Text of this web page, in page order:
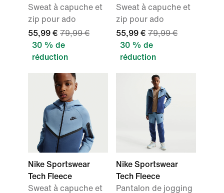
Sweat à capuche et
zip pour ado
55,99 € 79,99 €
30 % de
réduction
Sweat à capuche et
zip pour ado
55,99 € 79,99 €
30 % de
réduction
Nike Sportswear
Tech Fleece
Sweat à capuche et
Nike Sportswear
Tech Fleece
Pantalon de jogging